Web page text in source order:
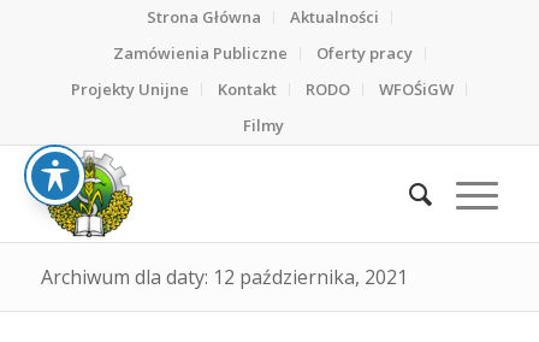
Strona Główna
Aktualności
Zamówienia Publiczne
Oferty pracy
Projekty Unijne
Kontakt RODO
WFOŚiGW
Filmy
Archiwum dla daty: 12 października, 2021